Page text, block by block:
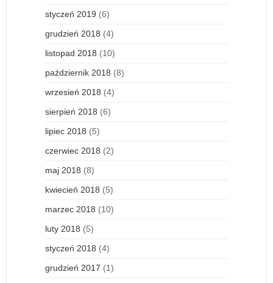
styczeń 2019 (6)
grudzień 2018 (4)
listopad 2018 (10)
październik 2018 (8)
wrzesień 2018 (4)
sierpień 2018 (6)
lipiec 2018 (5)
czerwiec 2018 (2)
maj 2018 (8)
kwiecień 2018 (5)
marzec 2018 (10)
luty 2018 (5)
styczeń 2018 (4)
grudzień 2017 (1)